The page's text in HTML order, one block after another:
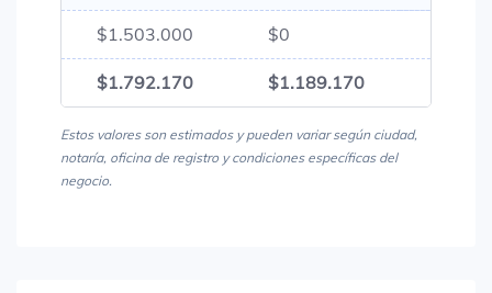
$1.503.000 $0
$1.792.170 $1.189.170
Estos valores son estimados y pueden variar según ciudad,
notaría, oficina de registro y condiciones específicas del
negocio.